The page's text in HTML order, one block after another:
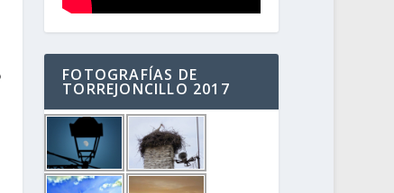
FOTOGRAFÍAS DE
TORREJONCILLO 2017